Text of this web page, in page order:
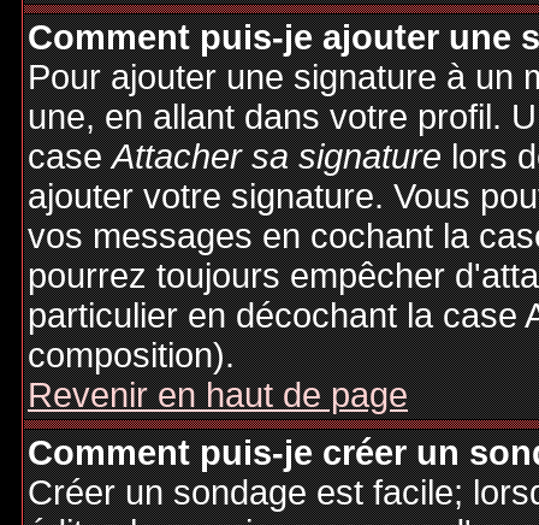
Comment puis-je ajouter une
Pour ajouter une signature à un
une, en allant dans votre profil.
caseAttacher sa signaturelors
ajouter votre signature. Vous
vos messages en cochant la
pourrez toujours empêcher
particulier en décochant la case
composition).
Revenir en haut de page
Comment puis-je créer un
Créer un sondage est facile;